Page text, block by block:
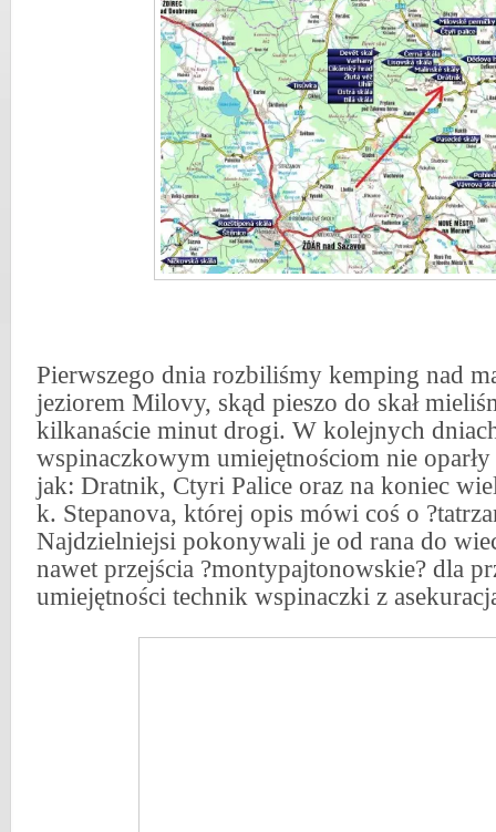
Pierwszego dnia rozbiliśmy kemping nad
jeziorem Milovy, skąd pieszo do skał
kilkanaście minut drogi. W kolejnych
wspinaczkowym umiejętnościom nie oparły
jak: Dratnik, Ctyri Palice oraz na koniec
k. Stepanova, której opis mówi coś o
Najdzielniejsi pokonywali je od rana do
nawet przejścia ?montypajtonowskie? dla
umiejętności technik wspinaczki z